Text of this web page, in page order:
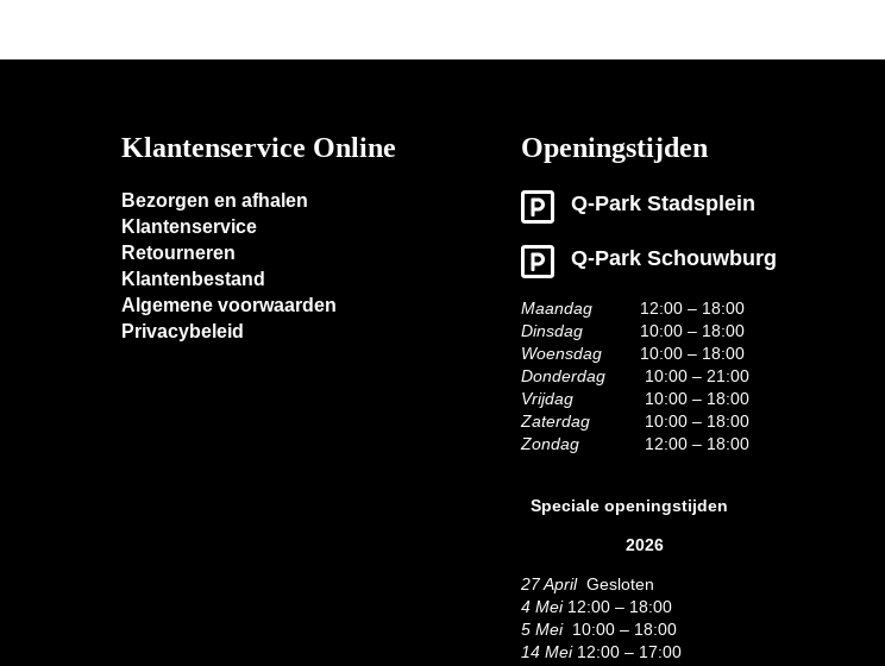
Klantenservice Online
Bezorgen en afhalen
Klantenservice
Retourneren
Klantenbestand
Algemene voorwaarden
Privacybeleid
Openingstijden
Q-Park Stadsplein
Q-Park Schouwburg
Maandag
12:00 – 18:00
Dinsdag
10:00 – 18:00
Woensdag
10:00 – 18:00
Donderdag
10:00 – 21:00
Vrijdag
10:00 – 18:00
Zaterdag
10:00 – 18:00
Zondag
12:00 – 18:00
Speciale openingstijden
2026
27 AprilGesloten
4 Mei12:00 – 18:00
5 Mei10:00 – 18:00
14 Mei12:00 – 17:00